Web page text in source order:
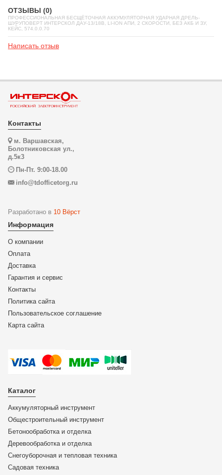
ОТЗЫВЫ (0)
ПРОФЕССИОНАЛЬНАЯ БЕСЩЁТОЧНАЯ АККУМУЛЯТОРНАЯ УДАРНАЯ ДРЕЛЬ-
ШУРУПОВЕРТ ИНТЕРСКОЛ ДАУ-13/18В, LI-ION АПИ, 2 СКОРОСТИ, БЕЗ АКБ И ЗУ,
КЕЙС, 574.0.0.70
Написать отзыв
Контакты
м. Варшавская,
Болотниковская ул.,
д.5к3
Пн-Пт. 9:00-18.00
info@tdofficetorg.ru
Разработано в 10 Вёрст
Информация
О компании
Оплата
Доставка
Гарантия и сервис
Контакты
Политика сайта
Пользовательское соглашение
Карта сайта
Каталог
Аккумуляторный инструмент
Общестроительный инструмент
Бетонообработка и отделка
Деревообработка и отделка
Снегоуборочная и тепловая техника
Садовая техника